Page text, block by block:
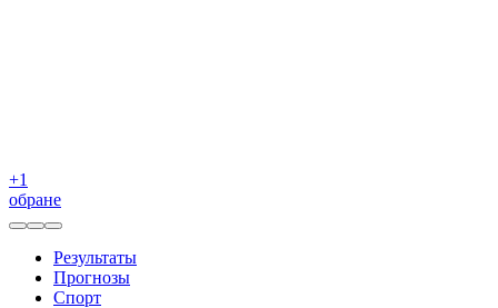
+1
обране
Результаты
Прогнозы
Спорт